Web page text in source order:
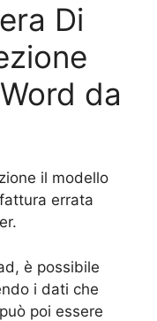
Di
da
il modello
errata
è possibile
i dati che
poi essere